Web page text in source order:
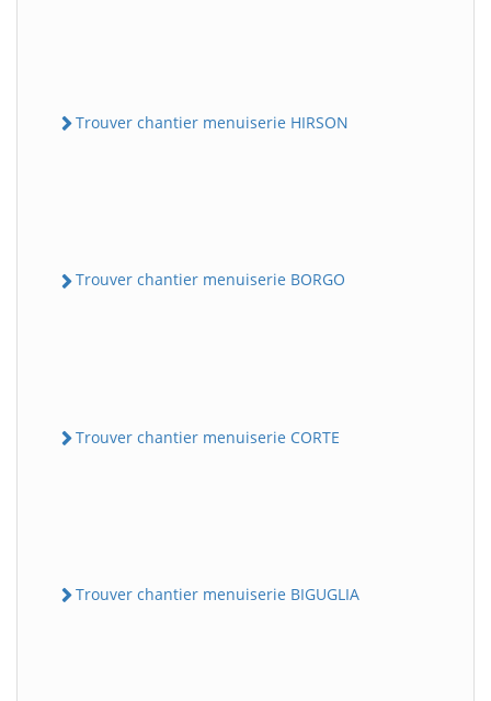
Trouver chantier menuiserie HIRSON
Trouver chantier menuiserie BORGO
Trouver chantier menuiserie CORTE
Trouver chantier menuiserie BIGUGLIA